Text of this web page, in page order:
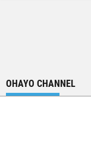
OHAYO CHANNEL